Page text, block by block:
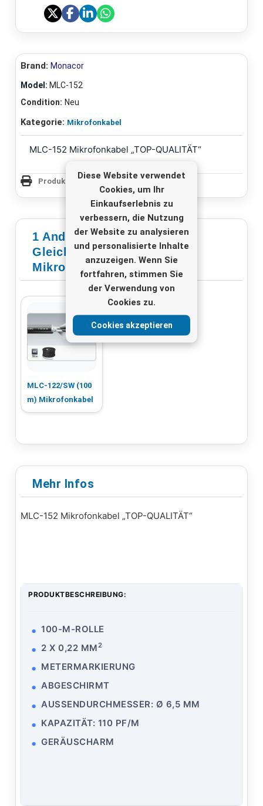
Diese Website verwendet
Cookies, um Ihr
Einkaufserlebnis zu
verbessern, die Nutzung
der Website zu analysieren
und personalisierte Inhalte
anzuzeigen. Wenn Sie
fortfahren, stimmen Sie
der Verwendung von
Cookies zu.
Cookies akzeptieren
Brand: Monacor
Model: MLC-152
Condition: Neu
Kategorie: Mikrofonkabel
MLC-152 Mikrofonkabel „TOP-QUALITÄT“
Produktseite drucken
1 Andere Produkte In Der
Gleichen Kategorie -
Mikrofonkabel
MLC-122/SW (100
m) Mikrofonkabel
Mehr Infos
MLC-152 Mikrofonkabel „TOP-QUALITÄT“
PRODUKTBESCHREIBUNG:
100-M-ROLLE
2 X 0,22 MM2
METERMARKIERUNG
ABGESCHIRMT
AUSSENDURCHMESSER: Ø 6,5 MM
KAPAZITÄT: 110 PF/M
GERÄUSCHARM